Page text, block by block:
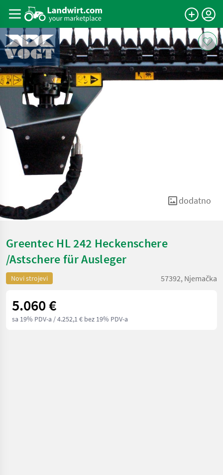
dodatno
Greentec HL 242 Heckenschere
/Astschere für Ausleger
Novi strojevi 57392, Njemačka
5.060 €
sa 19% PDV-a / 4.252,1 € bez 19% PDV-a